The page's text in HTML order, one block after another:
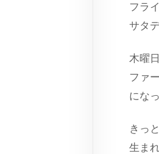
フラ
サタ
木曜
ファ
にな
きっ
生ま